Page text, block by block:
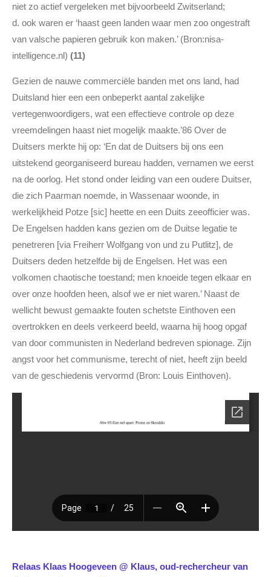
niet zo actief vergeleken met bijvoorbeeld Zwitserland;
d. ook waren er ‘haast geen landen waar men zoo ongestraft
van valsche papieren gebruik kon maken.’ (Bron:nisa-
intelligence.nl) (11)
Gezien de nauwe commerciële banden met ons land, had
Duitsland hier een een onbeperkt aantal zakelijke
vertegenwoordigers, wat een effectieve controle op deze
vreemdelingen haast niet mogelijk maakte.’86 Over de
Duitsers merkte hij op: ‘En dat de Duitsers bij ons een
uitstekend georganiseerd bureau hadden, vernamen we eerst
na de oorlog. Het stond onder leiding van een oudere Duitser,
die zich Paarman noemde, in Wassenaar woonde, in
werkelijkheid Potze [sic] heette en een Duits zeeofficier was.
De Engelsen hadden kans gezien om de Duitse legatie te
penetreren [via Freiherr Wolfgang von und zu Putlitz], de
Duitsers deden hetzelfde bij de Engelsen. Het was een
volkomen chaotische toestand; men knoeide tegen elkaar en
over onze hoofden heen, alsof we er niet waren.’ Naast de
wellicht bewust gemaakte fouten schetste Einthoven een
overtrokken en deels verkeerd beeld, waarna hij hoog opgaf
van door communisten in Nederland bedreven spionage. Zijn
angst voor het communisme, terecht of niet, heeft zijn beeld
van de geschiedenis vervormd (Bron: Louis Einthoven).
Relaas Klaas Hoogeveen @ Klaus, oud-rechercheur van